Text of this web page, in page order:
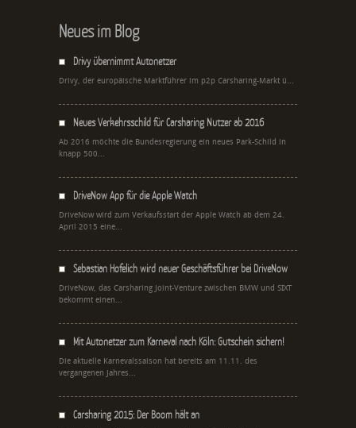
Neues im Blog
Drivy übernimmt Autonetzer
Drivy, der europäische Marktführer im p2p Carsharing-Markt ü...
Neues Verkehrsschild für Carsharing Nutzer ab 2016
Ab 2016 möchte die Bundesregierung ein neues Park-Schild in
knapp 500...
DriveNow App für die Apple Watch
DriveNow wird zum Verkaufsstart der Apple Watch ab dem 24.
April 2015 eine...
Sebastian Hofelich wird neuer Geschäftsführer bei DriveNow
DriveNow, das Carsharing Joint-Venture zwischen BMW und SIXT
bekommt einen...
Mit Autonetzer zum Karneval nach Köln: Gutschein sichern!
Die aktuelle Karnevalssaison hat bereits am 11.11. des
vergangenen Jahres...
Carsharing 2015: Der Boom hält an